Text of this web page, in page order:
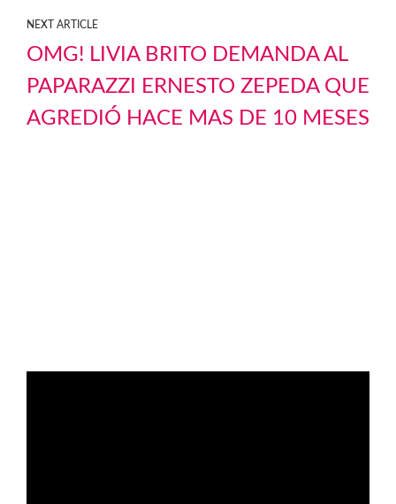
NEXT ARTICLE
OMG! LIVIA BRITO DEMANDA AL
PAPARAZZI ERNESTO ZEPEDA QUE
AGREDIÓ HACE MAS DE 10 MESES